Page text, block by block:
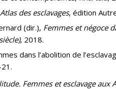
Atlas des esclavages, édition
(dir.), Femmes et négoce
, 2018.
dans l’abolition de
Femmes et esclavage aux